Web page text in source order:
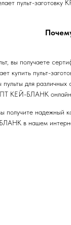
пульт-
вы получаете
купить пульт-
для различных
КЕЙ-БЛАНК онлайн
надежный
в нашем